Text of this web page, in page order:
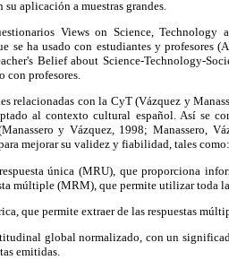
aplicación a muestras grandes.
Views on Science,
se ha usado con estudiantes y profesores
Belief about Science-Technology-
con profesores.
relacionadas con la CyT (Vázquez y
al contexto cultural español. Así se
y Vázquez, 1998; Manassero,
mejorar su validez y fiabilidad, tales como:
única (MRU), que proporciona
múltiple (MRM), que permite utilizar toda
que permite extraer de las respuestas
global normalizado, con un
emitidas.